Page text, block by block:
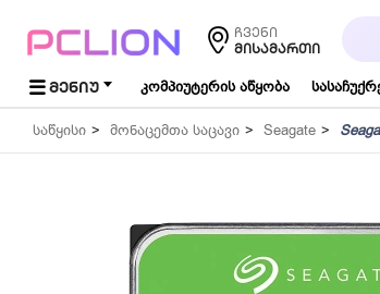
ჩვენი
ᲛᲘᲡᲐᲛᲐᲠᲗᲘ
ᲛᲔᲜᲘᲣ კომპიუტერის აწყობა
საწყისი მონაცემთა საცავი Seagate